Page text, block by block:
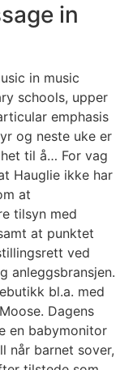
in
in music
schools, upper
emphasis
og neste uke er
til å… For vag
Hauglie ikke har
at
tilsyn med
at punktet
ved
anleggsbransjen.
bl.a. med
Dagens
en babymonitor
når barnet sover,